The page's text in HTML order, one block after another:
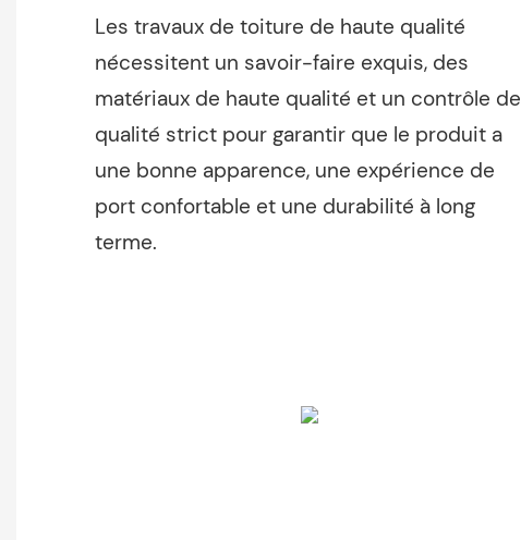
Les travaux de toiture de haute qualité
nécessitent un savoir-faire exquis, des
matériaux de haute qualité et un contrôle de
qualité strict pour garantir que le produit a
une bonne apparence, une expérience de
port confortable et une durabilité à long
terme.